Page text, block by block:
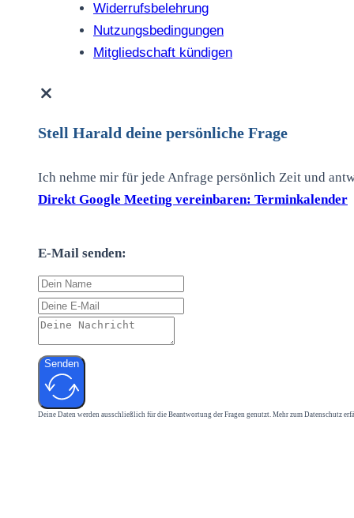
Widerrufsbelehrung
Nutzungsbedingungen
Mitgliedschaft kündigen
Stell Harald deine persönliche Frage
Ich nehme mir für jede Anfrage persönlich Zeit und
Direkt Google Meeting vereinbaren: Terminkalender
E-Mail senden:
Senden
Deine Daten werden ausschließlich für die Beantwortung der Fragen genutzt. Mehr zum Datenschutz